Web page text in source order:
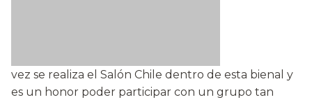
vez se realiza el Salón Chile dentro de esta bienal y
es un honor poder participar con un grupo tan